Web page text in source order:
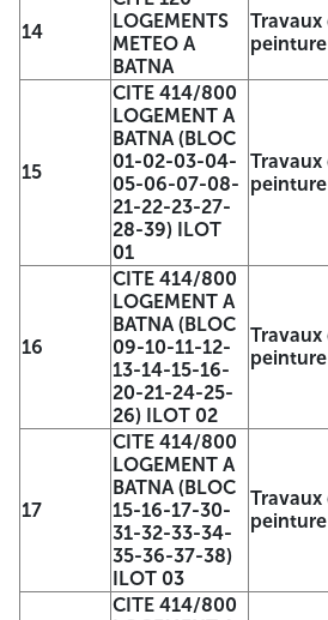
*Conformément à l'article 70 du
247 du 16 septembre 2015 portant
marchés publics, le Maître
soumissionnaires à participer à la
plis. LE MAITRE DE L'OUVRAGE
REPUBLIQUE
DEMOCRATIQUE
DIRECTION DU
WILAYA DE BATNA
AVIS D’APPEL
EXIGENCE DE
N°: 01/DL/ 2026
Date de lancement le
Dans le cadre des travaux de
immobilier des communes de la
Direction du logement de la wilaya
maitre d'ouvrage et L'office de
immobilière (OPGI) comme bureau
14
LOGEMENTS
METEO A
BATNA
Travaux
peinture
15
CITE 414/800
LOGEMENT A
BATNA (BLOC
01-02-03-04-
05-06-07-08-
21-22-23-27-
28-39) ILOT
01
Travaux
peinture
16
CITE 414/800
LOGEMENT A
BATNA (BLOC
09-10-11-12-
13-14-15-16-
20-21-24-25-
26) ILOT 02
Travaux
peinture
17
CITE 414/800
LOGEMENT A
BATNA (BLOC
15-16-17-30-
31-32-33-34-
35-36-37-38)
ILOT 03
Travaux
peinture
CITE 414/800